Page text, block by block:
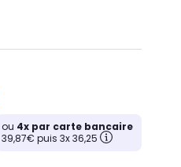
ou 4x par carte bancaire
39,87€ puis 3x 36,25